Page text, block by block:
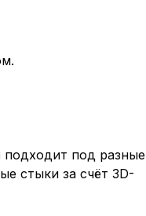
под разные
стыки за счёт 3D-